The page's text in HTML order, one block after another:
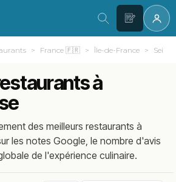
France 🇫🇷 Île-de-France
à
des meilleurs restaurants à
les notes Google, le nombre d'avis
de l'expérience culinaire.